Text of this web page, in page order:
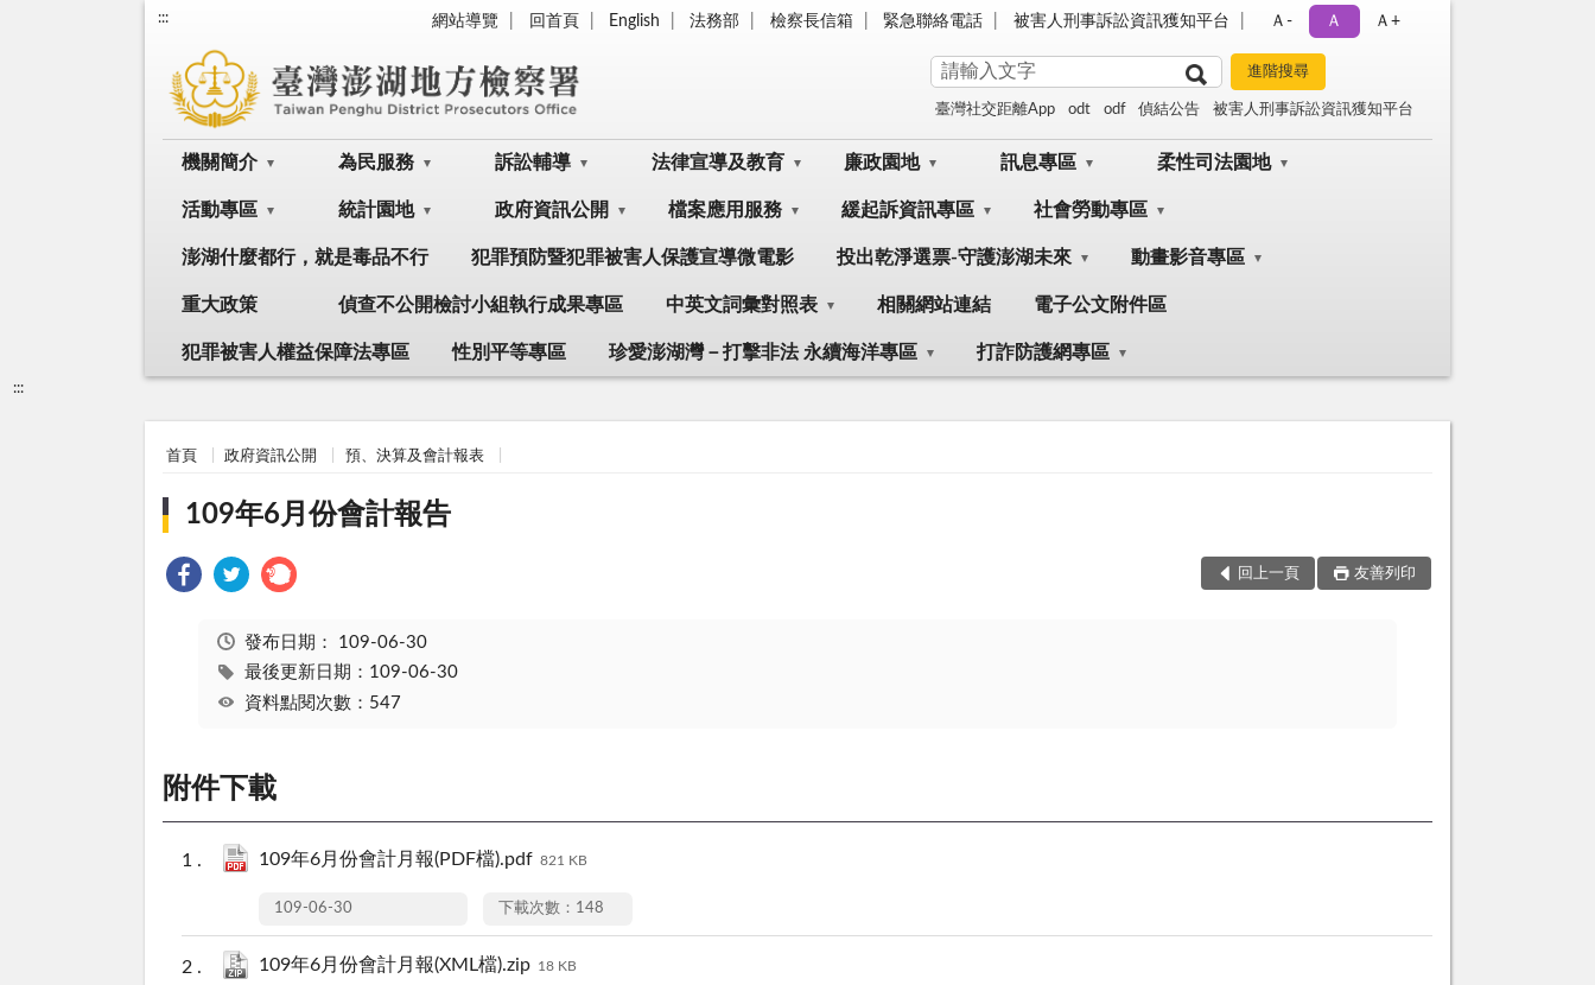
::: 網站導覽 回首頁 English 法務部 檢察長信箱 緊急聯絡電話 被害人刑事訴訟資訊獲知平台 Ａ- Ａ Ａ+
臺灣社交距離App odt odf 偵結公告 被害人刑事訴訟資訊獲知平台
機關簡介 為民服務 訴訟輔導 法律宣導及教育 廉政園地 訊息專區 柔性司法園地
活動專區 統計園地 政府資訊公開 檔案應用服務 緩起訴資訊專區 社會勞動專區
澎湖什麼都行，就是毒品不行 犯罪預防暨犯罪被害人保護宣導微電影 投出乾淨選票-守護澎湖未來 動畫影音專區
重大政策 偵查不公開檢討小組執行成果專區 中英文詞彙對照表 相關網站連結 電子公文附件區
犯罪被害人權益保障法專區 性別平等專區 珍愛澎湖灣－打擊非法 永續海洋專區 打詐防護網專區
:::
首頁 政府資訊公開 預、決算及會計報表
109年6月份會計報告
回上一頁 友善列印
發布日期： 109-06-30
最後更新日期：109-06-30
資料點閱次數：547
附件下載
109年6月份會計月報(PDF檔).pdf 821 KB
109-06-30 下載次數：148
109年6月份會計月報(XML檔).zip 18 KB